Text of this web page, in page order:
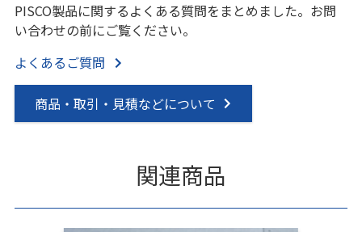
PISCO製品に関するよくある質問をまとめました。お問
い合わせの前にご覧ください。
よくあるご質問
商品・取引・見積などについて
関連商品